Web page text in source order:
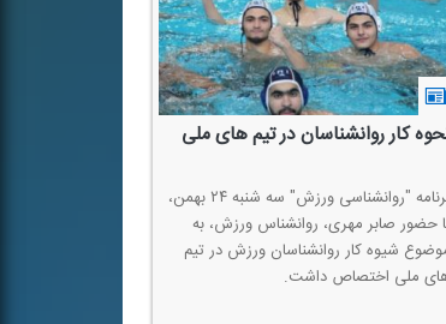
كار روانشناسان در تیم های ملی
برنامه "روانشناسی ورزش" سه شنبه ۲۴ بهمن،
حضور صابر مهری، روانشناس ورزش، به
شیوه كار روانشناسان ورزش در تیم
ملی اختصاص داشت.